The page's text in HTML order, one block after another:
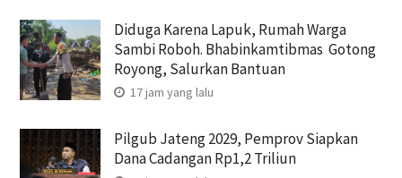
Diduga Karena Lapuk, Rumah Warga
Sambi Roboh. Bhabinkamtibmas Gotong
Royong, Salurkan Bantuan
17 jam yang lalu
Pilgub Jateng 2029, Pemprov Siapkan
Dana Cadangan Rp1,2 Triliun